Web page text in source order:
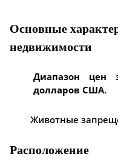
Основные
недвижимости
Диапазон цен
долларов США.
Животные
Расположение